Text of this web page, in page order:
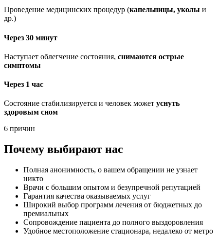
Проведение медицинских процедур (капельницы, уколы и
др.)
Через 30 минут
Наступает облегчение состояния, снимаются острые
симптомы
Через 1 час
Состояние стабилизируется и человек может уснуть
здоровым сном
6 причин
Почему выбирают нас
Полная анонимность, о вашем обращении не узнает
никто
Врачи с большим опытом и безупречной репутацией
Гарантия качества оказываемых услуг
Широкий выбор программ лечения от бюджетных до
премиальных
Сопровождение пациента до полного выздоровления
Удобное местоположение стационара, недалеко от метро